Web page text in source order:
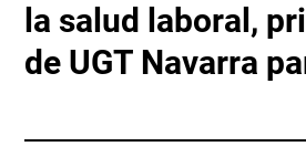
la salud laboral,
de UGT Navarra